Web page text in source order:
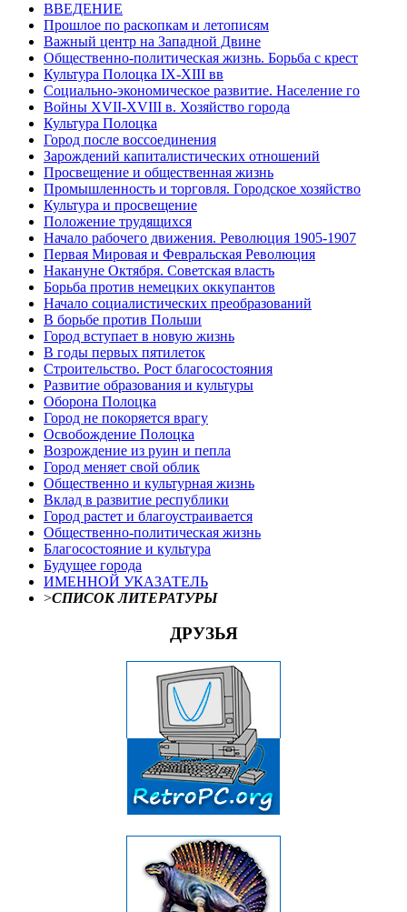
ВВЕДЕНИЕ
Прошлое по раскопкам и летописям
Важный центр на Западной Двине
Общественно-политическая жизнь. Борьба с крест
Культура Полоцка IX-XIII вв
Социально-экономическое развитие. Население го
Войны XVII-XVIII в. Хозяйство города
Культура Полоцка
Город после воссоединения
Зарождений капиталистических отношений
Просвещение и общественная жизнь
Промышленность и торговля. Городское хозяйство
Культура и просвещение
Положение трудящихся
Начало рабочего движения. Революция 1905-1907
Первая Мировая и Февральская Революция
Накануне Октября. Советская власть
Борьба против немецких оккупантов
Начало социалистических преобразований
В борьбе против Польши
Город вступает в новую жизнь
В годы первых пятилеток
Строительство. Рост благосостояния
Развитие образования и культуры
Оборона Полоцка
Город не покоряется врагу
Освобождение Полоцка
Возрождение из руин и пепла
Город меняет свой облик
Общественно и культурная жизнь
Вклад в развитие республики
Город растет и благоустраивается
Общественно-политическая жизнь
Благосостояние и культура
Будущее города
ИМЕННОЙ УКАЗАТЕЛЬ
>СПИСОК ЛИТЕРАТУРЫ
ДРУЗЬЯ